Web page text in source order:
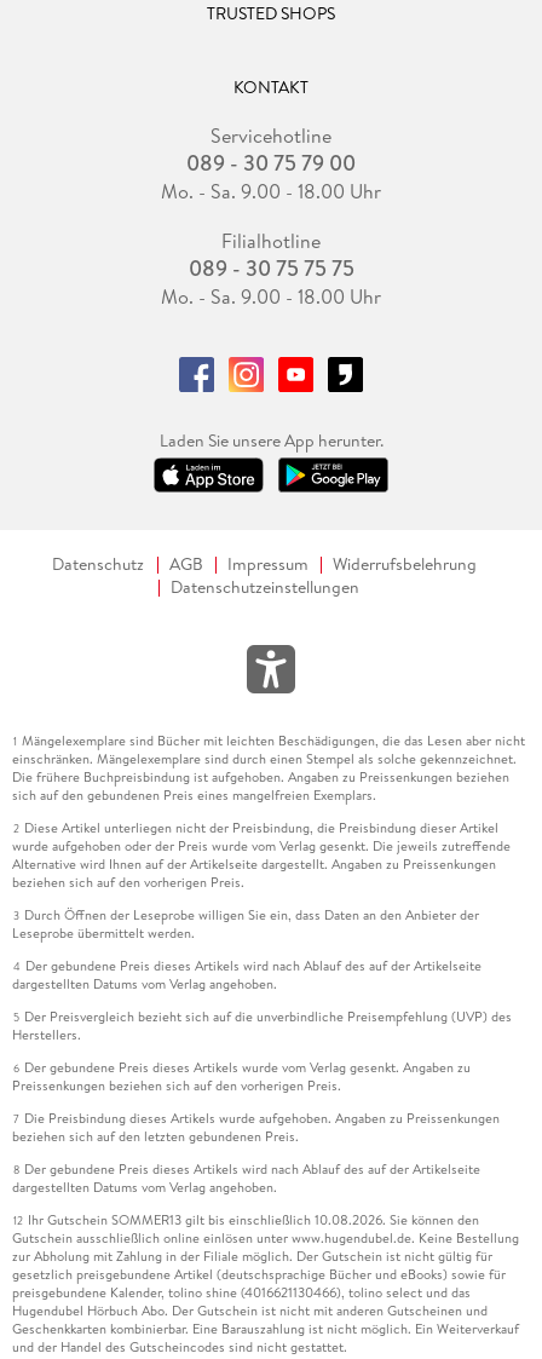
TRUSTED SHOPS
KONTAKT
Servicehotline
089 - 30 75 79 00
Mo. - Sa. 9.00 - 18.00 Uhr
Filialhotline
089 - 30 75 75 75
Mo. - Sa. 9.00 - 18.00 Uhr
Laden Sie unsere App herunter.
Datenschutz AGB Impressum
Widerrufsbelehrung
Datenschutzeinstellungen
1 Mängelexemplare sind Bücher mit leichten Beschädigungen, die das Lesen aber nicht
einschränken. Mängelexemplare sind durch einen Stempel als solche gekennzeichnet.
Die frühere Buchpreisbindung ist aufgehoben. Angaben zu Preissenkungen beziehen
sich auf den gebundenen Preis eines mangelfreien Exemplars.
2 Diese Artikel unterliegen nicht der Preisbindung, die Preisbindung dieser Artikel
wurde aufgehoben oder der Preis wurde vom Verlag gesenkt. Die jeweils zutreffende
Alternative wird Ihnen auf der Artikelseite dargestellt. Angaben zu Preissenkungen
beziehen sich auf den vorherigen Preis.
3 Durch Öffnen der Leseprobe willigen Sie ein, dass Daten an den Anbieter der
Leseprobe übermittelt werden.
4 Der gebundene Preis dieses Artikels wird nach Ablauf des auf der Artikelseite
dargestellten Datums vom Verlag angehoben.
5 Der Preisvergleich bezieht sich auf die unverbindliche Preisempfehlung (UVP) des
Herstellers.
6 Der gebundene Preis dieses Artikels wurde vom Verlag gesenkt. Angaben zu
Preissenkungen beziehen sich auf den vorherigen Preis.
7 Die Preisbindung dieses Artikels wurde aufgehoben. Angaben zu Preissenkungen
beziehen sich auf den letzten gebundenen Preis.
8 Der gebundene Preis dieses Artikels wird nach Ablauf des auf der Artikelseite
dargestellten Datums vom Verlag angehoben.
12 Ihr Gutschein SOMMER13 gilt bis einschließlich 10.08.2026. Sie können den
Gutschein ausschließlich online einlösen unter www.hugendubel.de. Keine Bestellung
zur Abholung mit Zahlung in der Filiale möglich. Der Gutschein ist nicht gültig für
gesetzlich preisgebundene Artikel (deutschsprachige Bücher und eBooks) sowie für
preisgebundene Kalender, tolino shine (4016621130466), tolino select und das
Hugendubel Hörbuch Abo. Der Gutschein ist nicht mit anderen Gutscheinen und
Geschenkkarten kombinierbar. Eine Barauszahlung ist nicht möglich. Ein Weiterverkauf
und der Handel des Gutscheincodes sind nicht gestattet.